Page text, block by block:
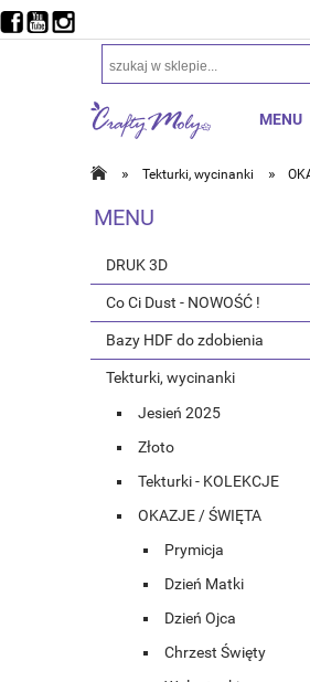
MENU
» Tekturki, wycinanki »
MENU
DRUK 3D
Co Ci Dust - NOWOŚĆ !
Bazy HDF do zdobienia
Tekturki, wycinanki
Jesień 2025
Złoto
Tekturki - KOLEKCJE
OKAZJE / ŚWIĘTA
Prymicja
Dzień Matki
Dzień Ojca
Chrzest Święty